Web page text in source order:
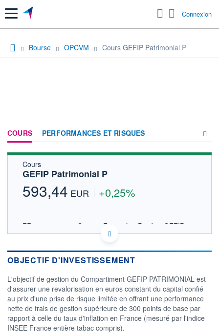
Menu Connexion
Bourse OPCVM Cours GEFIP Patrimonial P
COURS PERFORMANCES ET RISQUES
FORUM
Cours
GEFIP Patrimonial P
593,44 EUR +0,25%
FR0000975252 - Gestion Financière Privée - GEFIP
OPCVM DERNIER COURS CONNU AU 05/08/2026
02/12 02/04
550
OBJECTIF D'INVESTISSEMENT
L'objectif de gestion du Compartiment GEFIP PATRIMONIAL est
d'assurer une revalorisation en euros constant du capital confié
au prix d'une prise de risque limitée en offrant une performance
nette de frais de gestion supérieure de 300 points de base par
rapport à celle du taux d'inflation en France (mesuré par l'indice
INSEE France entière tabac compris).